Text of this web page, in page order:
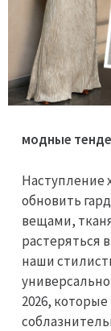
модные
Наступление
обновить
вещами,
растеряться
наши
2026,